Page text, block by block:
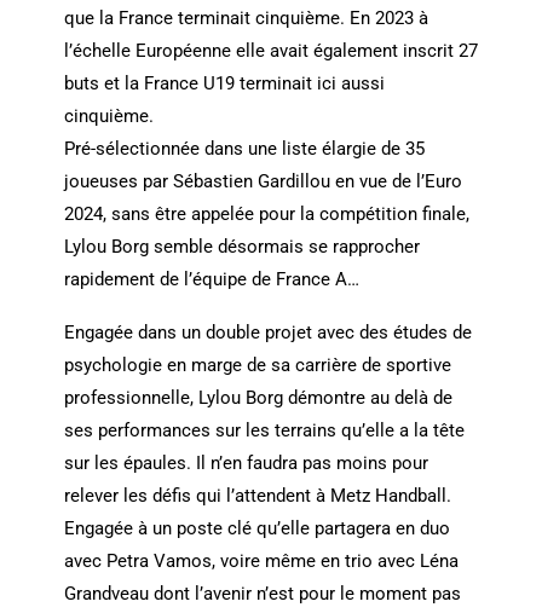
que la France terminait cinquième. En 2023 à
l’échelle Européenne elle avait également inscrit 27
buts et la France U19 terminait ici aussi
cinquième.
Pré-sélectionnée dans une liste élargie de 35
joueuses par Sébastien Gardillou en vue de l’Euro
2024, sans être appelée pour la compétition finale,
Lylou Borg semble désormais se rapprocher
rapidement de l’équipe de France A…
Engagée dans un double projet avec des études de
psychologie en marge de sa carrière de sportive
professionnelle, Lylou Borg démontre au delà de
ses performances sur les terrains qu’elle a la tête
sur les épaules. Il n’en faudra pas moins pour
relever les défis qui l’attendent à Metz Handball.
Engagée à un poste clé qu’elle partagera en duo
avec Petra Vamos, voire même en trio avec Léna
Grandveau dont l’avenir n’est pour le moment pas